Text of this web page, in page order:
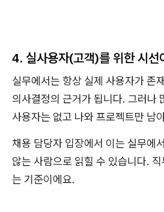
4. 실사용자(고객)를 위한 시선
실무에서는 항상 실제 사용자가 존
의사결정의 근거가 됩니다. 그러나
사용자는 없고 나와 프로젝트만 남
채용 담당자 입장에서 이는 실무에
않는 사람으로 읽힐 수 있습니다.
는 기준이에요.